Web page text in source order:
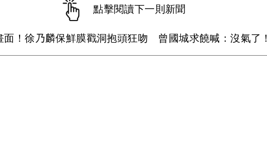
點擊閱讀下一則新聞
面！徐乃麟保鮮膜戳洞抱頭狂吻 曾國城求饒喊：沒氣了！